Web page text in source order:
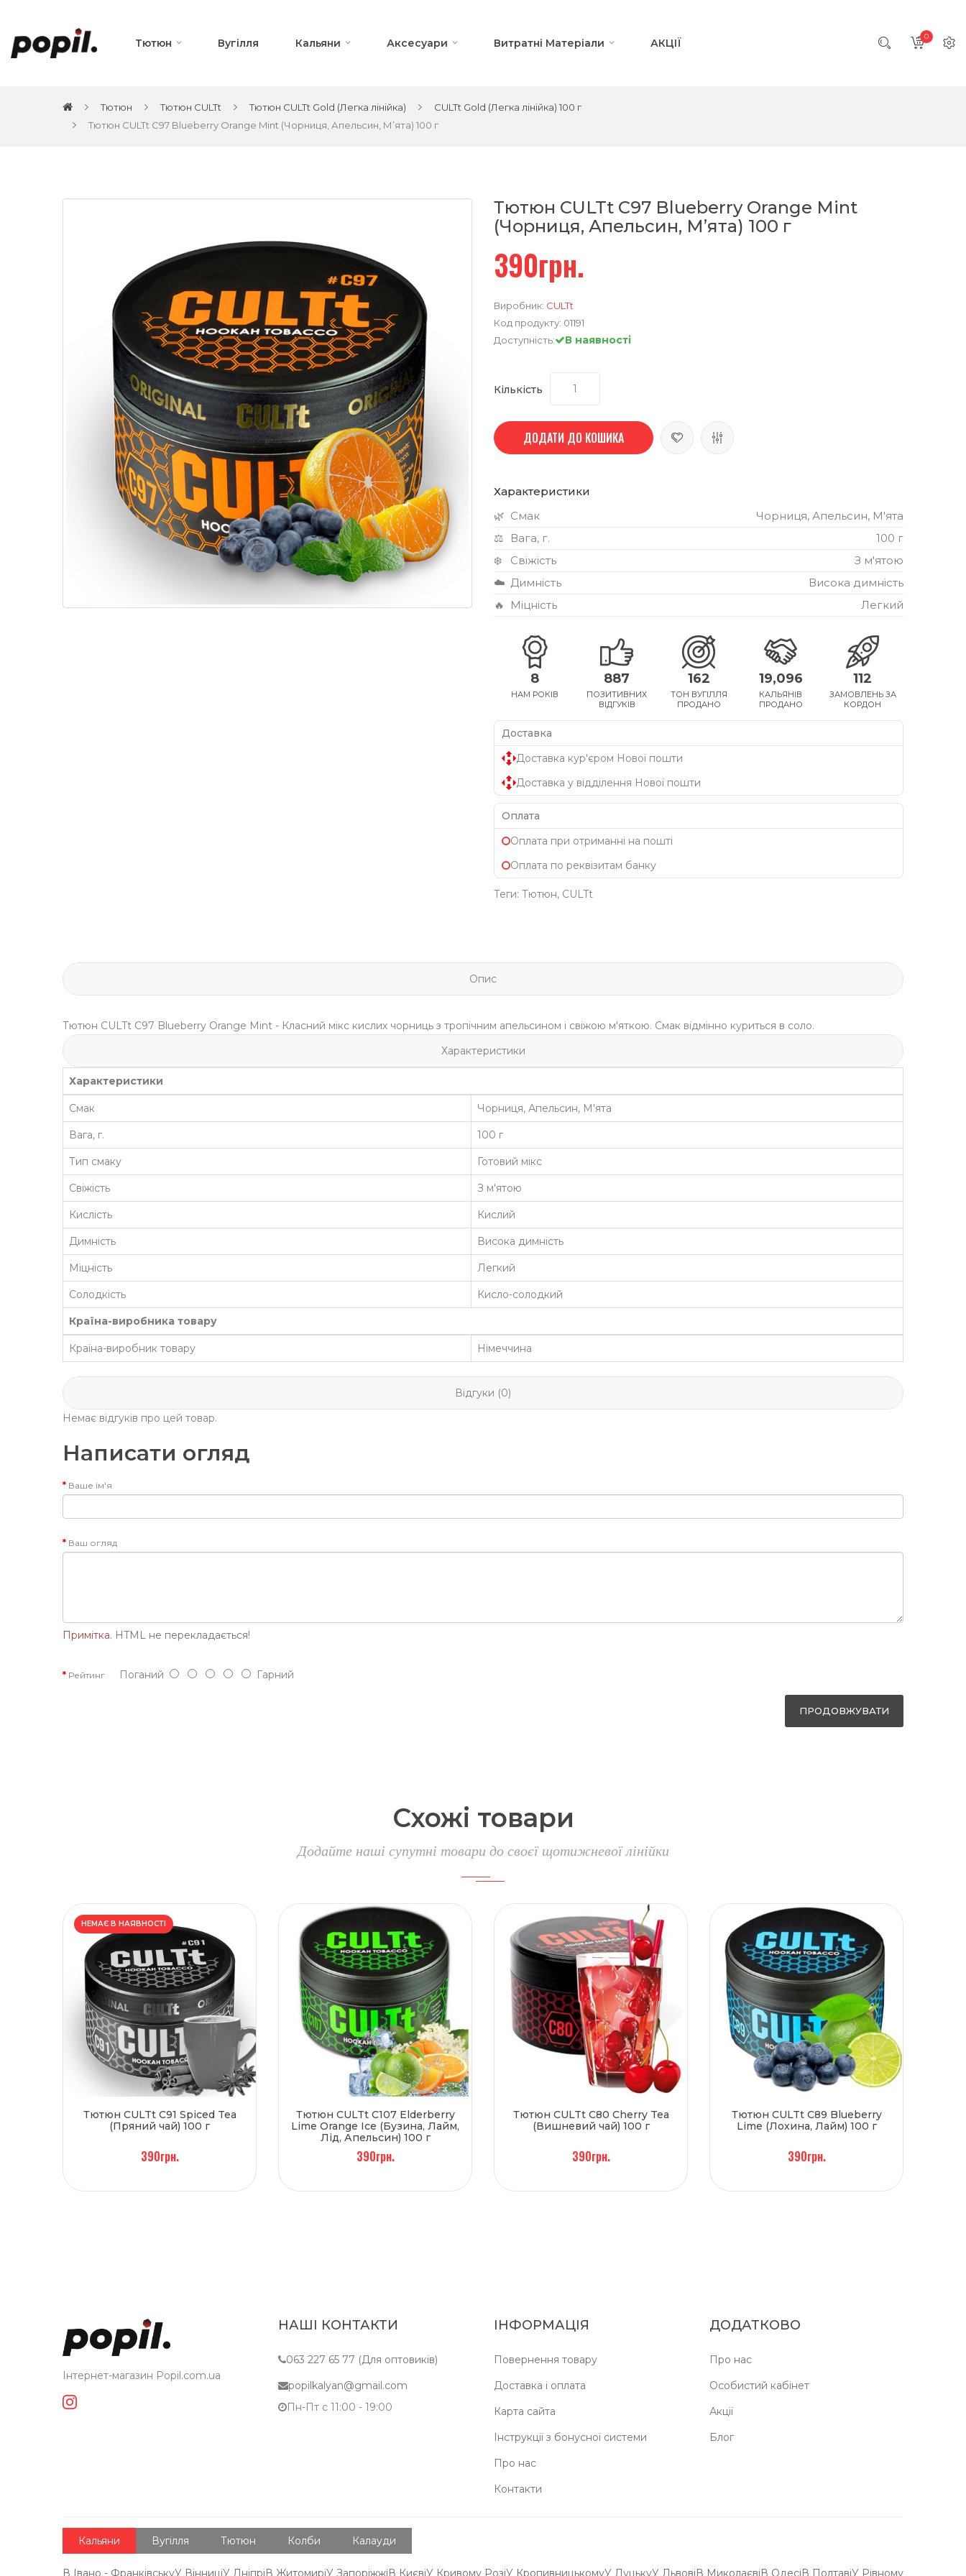
Тютюн Вугілля Кальяни Аксесуари Витратні Матеріали АКЦІЇ
0
Тютюн Тютюн CULTt Тютюн CULTt Gold (Легка лінійка)
CULTt Gold (Легка лінійка) 100 г
Тютюн CULTt C97 Blueberry Orange Mint (Чорниця, Апельсин, М’ята) 100 г
Тютюн CULTt C97 Blueberry Orange Mint
(Чорниця, Апельсин, М’ята) 100 г
390грн.
Виробник: CULTt
Код продукту: 01191
Доступність:
В наявності
Кількість
ДОДАТИ ДО КОШИКА
Характеристики
🌿 Смак
Чорниця, Апельсин, М'ята
⚖️
Вага, г.
100 г
❄️
Свіжість
З м'ятою
☁️ Димність
Висока димність
🔥
Міцність Легкий
8
НАМ РОКІВ
887
ПОЗИТИВНИХ
ВІДГУКІВ
162
ТОН ВУГІЛЛЯ
ПРОДАНО
19,096
КАЛЬЯНІВ
ПРОДАНО
112
ЗАМОВЛЕНЬ ЗА
КОРДОН
Доставка
Доставка кур'єром Нової пошти
Доставка у відділення Нової пошти
Оплата
Оплата при отриманні на пошті
Оплата по реквізитам банку
Теги: Тютюн, CULTt
Опис
Тютюн CULTt C97 Blueberry Orange Mint - Класний мікс кислих чорниць з тропічним апельсином і свіжою м'яткою. Смак відмінно куриться в соло.
Характеристики
Характеристики
Смак Чорниця, Апельсин, М'ята
Вага, г. 100 г
Тип смаку Готовий мікс
Свіжість З м'ятою
Кислість Кислий
Димність Висока димність
Міцність Легкий
Солодкість Кисло-солодкий
Країна-виробника товару
Країна-виробник товару Німеччина
Відгуки (0)
Немає відгуків про цей товар.
Написати огляд
Ваше ім'я
Ваш огляд
Примітка. HTML не перекладається!
Рейтинг Поганий Гарний
ПРОДОВЖУВАТИ
Схожі товари
Додайте наші супутні товари до своєї щотижневої лінійки
НЕМАЄ В НАЯВНОСТІ
Тютюн CULTt C91 Spiced Tea
(Пряний чай) 100 г
390грн.
Тютюн CULTt C107 Elderberry
Lime Orange Ice (Бузина, Лайм,
Лід, Апельсин) 100 г
390грн.
Тютюн CULTt C80 Cherry Tea
(Вишневий чай) 100 г
390грн.
Тютюн CULTt C89 Blueberry
Lime (Лохина, Лайм) 100 г
390грн.
Інтернет-магазин Popil.com.ua
НАШІ КОНТАКТИ
063 227 65 77 (Для оптовиків)
popilkalyan@gmail.com
Пн-Пт c 11:00 - 19:00
ІНФОРМАЦІЯ
Повернення товару
Доставка і оплата
Карта сайта
Інструкції з бонусної системи
Про нас
Контакти
ДОДАТКОВО
Про нас
Особистий кабінет
Акції
Блог
Кальяни Вугілля Тютюн Колби Калауди
В Івано - ФранківськуУ ВінниціУ ДніпріВ ЖитомиріУ ЗапоріжжіВ КиєвіУ Кривому РозіУ КропивницькомуУ ЛуцькуУ ЛьвовіВ МиколаєвіВ ОдесіВ ПолтавіУ Рівному